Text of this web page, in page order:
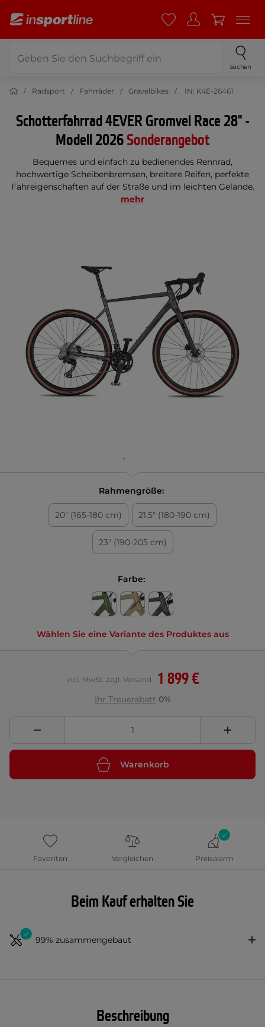
suchen
Radsport Fahrräder Gravelbikes IN: K4E-26461
Schotterfahrrad 4EVER Gromvel Race 28" -
Modell 2026Sonderangebot
Bequemes und einfach zu bedienendes Rennrad,
hochwertige Scheibenbremsen, breitere Reifen, perfekte
Fahreigenschaften auf der Straße und im leichten Gelände.
mehr
Rahmengröße:
20" (165-180 cm) 21,5" (180-190 cm)
23" (190-205 cm)
Farbe:
Wählen Sie eine Variante des Produktes aus
1 899 €
incl. MwSt. zzgl. Versand
Ihr Treuerabatt 0%
Warenkorb
Favoriten Vergleichen Preisalarm
Beim Kauf erhalten Sie
99% zusammengebaut
Beschreibung